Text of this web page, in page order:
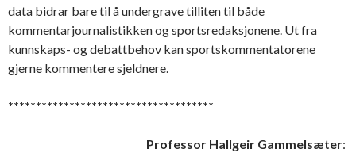
data bidrar bare til å undergrave tilliten til både
kommentarjournalistikken og sportsredaksjonene. Ut fra
kunnskaps- og debattbehov kan sportskommentatorene
gjerne kommentere sjeldnere.
*************************************
Professor Hallgeir Gammelsæter: